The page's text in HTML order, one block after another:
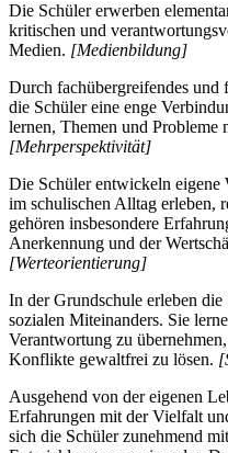
Die Schüler erwerben
kritischen und
Medien. [Medienbildung]
Durch fachübergreifendes und
die Schüler eine enge
lernen, Themen und Probleme
[Mehrperspektivität]
Die Schüler entwickeln eigene
im schulischen Alltag erleben,
gehören insbesondere
Anerkennung und der
[Werteorientierung]
In der Grundschule erleben
sozialen Miteinanders. Sie
Verantwortung zu
Konflikte gewaltfrei zu lösen.
Ausgehend von der eigenen
Erfahrungen mit der Vielfalt
sich die Schüler zunehmend